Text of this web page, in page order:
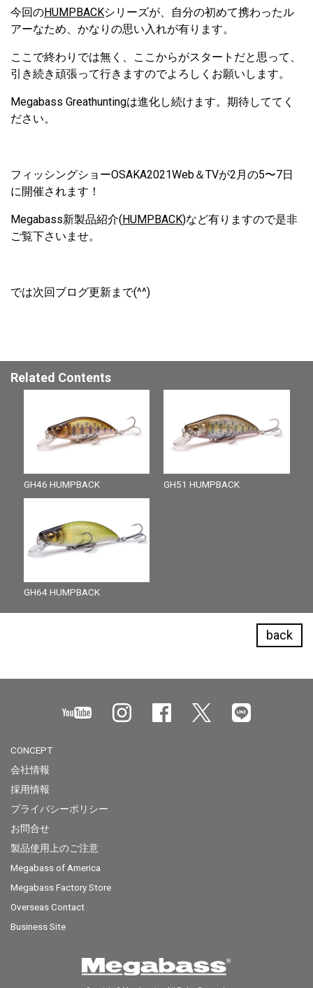
今回のHUMPBACKシリーズが、自分の初めて携わったル
アーなため、かなりの思い入れが有ります。
ここで終わりでは無く、ここからがスタートだと思って、
引き続き頑張って行きますのでよろしくお願いします。
Megabass Greathuntingは進化し続けます。期待しててく
ださい。
フィッシングショーOSAKA2021Web＆TVが2月の5〜7日
に開催されます！
Megabass新製品紹介( HUMPBACK)など有りますので是非
ご覧下さいませ。
では次回ブログ更新まで(^^)
Related Contents
GH46 HUMPBACK GH51 HUMPBACK
GH64 HUMPBACK
back
CONCEPT
会社情報
採用情報
プライバシーポリシー
お問合せ
製品使用上のご注意
Megabass of America
Megabass Factory Store
Overseas Contact
Business Site